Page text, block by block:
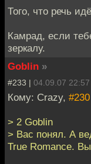
Того, что речь
Камрад, если
зеркалу.
Goblin »
#233 | 04.09.07 22:57
Кому: Crazy, #230
> 2 Goblin
> Вас понял. А
True Romance.